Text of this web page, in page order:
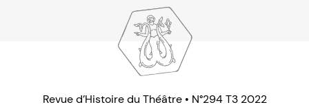
Revue d’Histoire du Théâtre • N°294 T3 2022